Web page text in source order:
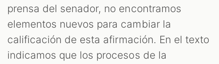
prensa del senador, no encontramos
elementos nuevos para cambiar la
calificación de esta afirmación. En el texto
indicamos que los procesos de la